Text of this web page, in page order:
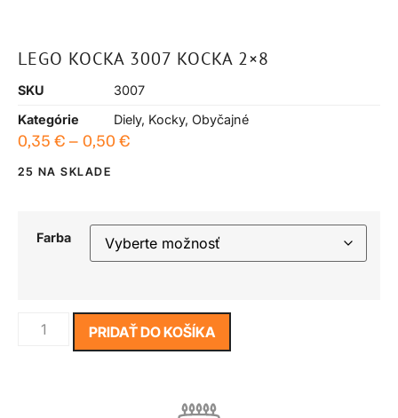
LEGO KOCKA 3007 KOCKA 2×8
SKU
3007
Kategórie
Diely, Kocky, Obyčajné
0,35 € – 0,50 €
25 NA SKLADE
Farba
PRIDAŤ DO KOŠÍKA